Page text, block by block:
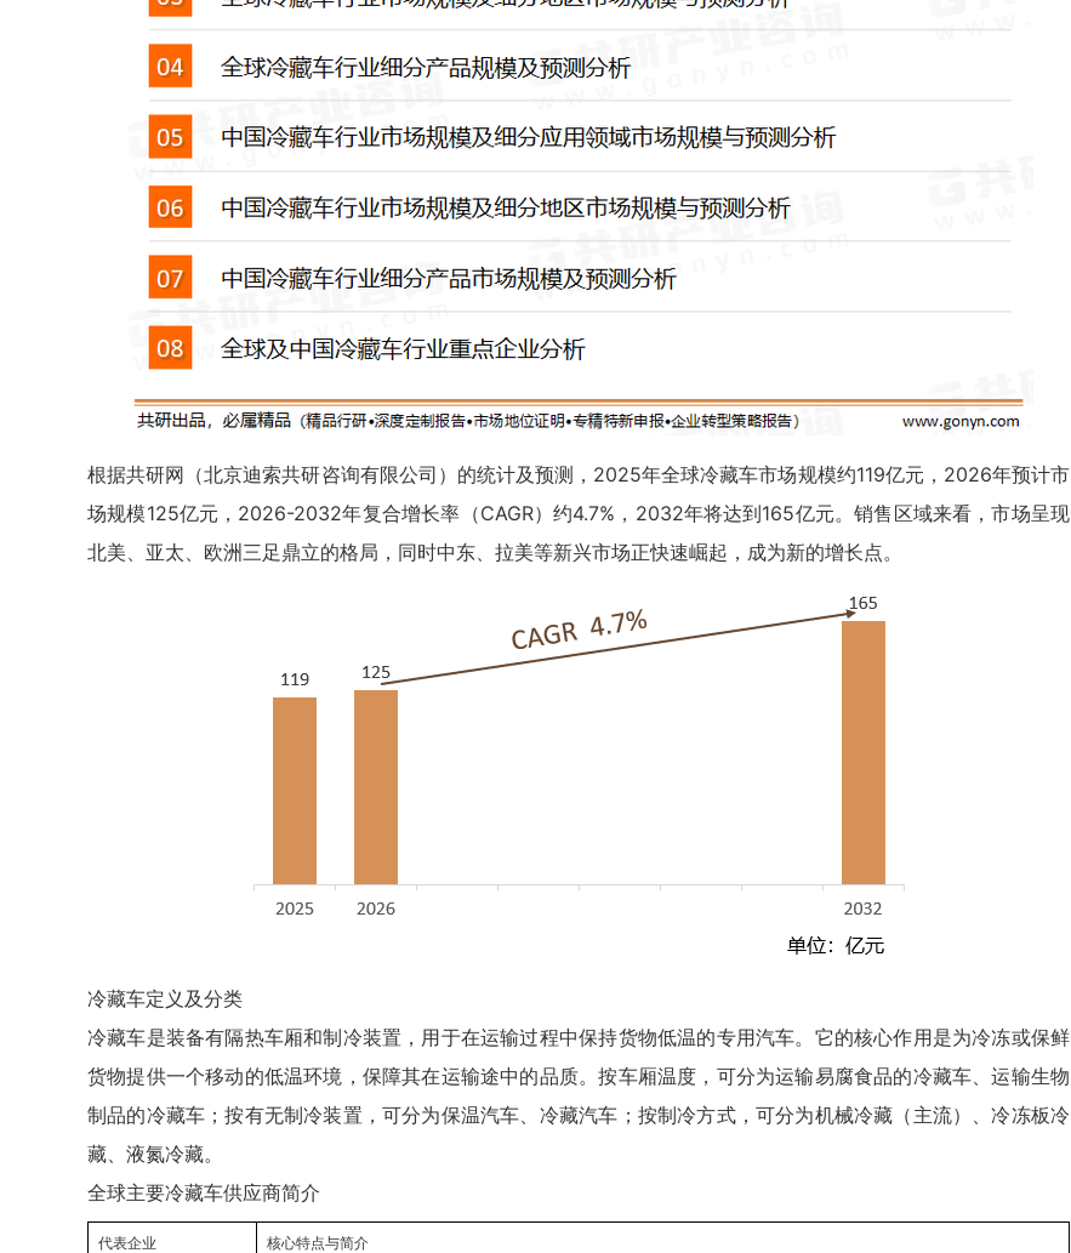
根据共研网（北京迪索共研咨询有限公司）的统计及预测，2025年全球冷藏车市场规模约119亿元，2026年预计市
场规模125亿元，2026-2032年复合增长率（CAGR）约4.7%，2032年将达到165亿元。销售区域来看，市场呈现
北美、亚太、欧洲三足鼎立的格局，同时中东、拉美等新兴市场正快速崛起，成为新的增长点。
冷藏车定义及分类
冷藏车是装备有隔热车厢和制冷装置，用于在运输过程中保持货物低温的专用汽车。它的核心作用是为冷冻或保鲜
货物提供一个移动的低温环境，保障其在运输途中的品质。按车厢温度，可分为运输易腐食品的冷藏车、运输生物
制品的冷藏车；按有无制冷装置，可分为保温汽车、冷藏汽车；按制冷方式，可分为机械冷藏（主流）、冷冻板冷
藏、液氮冷藏。
全球主要冷藏车供应商简介
代表企业 核心特点与简介